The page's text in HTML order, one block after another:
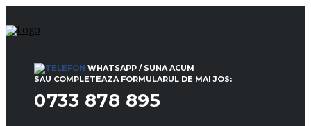
WHATSAPP / SUNA ACUM
SAU COMPLETEAZA FORMULARUL DE MAI JOS:
:
0733 878 895